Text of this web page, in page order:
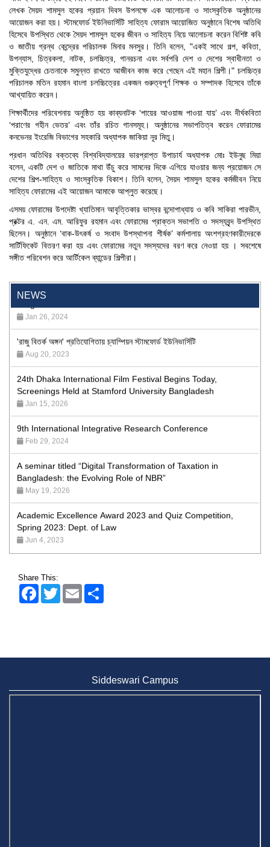
NEWS
Jan 26, 2024
Aug 20, 2023
Screenings Held at Stamford University Bangladesh
Jan 15, 2026
Feb 29, 2024
Bangladesh: the Evolving Role of NBR”
May 19, 2026
Spring 2023: Dept. of Law
Jun 4, 2023
Jan 4, 2026
Admission Fair Summer 2026 underway at Stamford
University Bangladesh
BUBT Vice-Chancellor Pays Courtesy Call on Stamford VC
Share This:
FacebookTwitter Email
লেখক সৈয়দ শামসুল হকের প্রয়ান দিবস উপলক্ষে এক আলোচনা ও সাংস্কৃতিক অনুষ্ঠানের
আয়োজন করা হয়। স্টামফোর্ড ইউনিভার্সিটি সাহিত্য ফোরাম আয়োজিত অনুষ্ঠানে বিশেষ অতিথি
হিসেবে উপস্থিত থেকে সৈয়দ শামসুল হকের জীবন ও সাহিত্য নিয়ে আলোচনা করেন বিশিষ্ট কবি
ও জাতীয় গ্রন্থ কেন্দ্রের পরিচালক মিনার মনসুর। তিনি বলেন, "একই সাথে গল্প, কবিতা,
উপন্যাস, চিত্রকলা, নাটক, চলচ্চিত্র, গানরচনা এবং সর্বপরি দেশ ও দেশের স্বাধীনতা ও
মুক্তিযুদ্ধের চেতনাকে সমুন্নত রাখতে আজীবন কাজ করে গেছেন এই মহান শিল্পী।" চলচ্চিত্র
পরিচালক মতিন রহমান বাংলা চলচ্চিত্রের একজন গুরুত্বপূর্ণ শিক্ষক ও সম্পাদক হিসেবে তাঁকে
আখ্যায়িত করেন।
শিক্ষার্থীদের পরিবেশনায় অনুষ্ঠিত হয় কাব্যনাটক ‘পায়ের আওয়াজ পাওয়া যায়’ এবং দীর্ঘকবিতা
‘পরাণের গহীন ভেতর’ এবং তাঁর রচিত গানসমূহ। অনুষ্ঠানের সভাপতিত্ব করেন ফোরামের
কনভেনর ইংরেজি বিভাগের সহকারি অধ্যাপক জাকিয়া নূর মিতু।
প্রধান অতিথির বক্তব্যে বিশ্ববিদ্যালয়ের ভারপ্রাপ্ত উপাচার্য অধ্যাপক মোঃ ইউনুছ মিয়া
বলেন, একটি দেশ ও জাতিকে মাথা উঁচু করে সামনের দিকে এগিয়ে যাওয়ার জন্য প্রয়োজন সে
দেশের শিল্প-সাহিত্য ও সাংস্কৃতিক বিকাশ। তিনি বলেন, সৈয়দ শামসুল হকের কর্মজীবন নিয়ে
সাহিত্য ফোরামের এই আয়োজন আমাকে আপ্লুত করেছে।
এসময় ফোরামের উপদেষ্টা খ্যাতিমান আবৃত্তিকার ভাস্বর বন্দোপাধ্যায় ও কবি সাকিরা পারভীন,
প্রক্টর এ. এন. এম. আরিফুর রহমান এবং ফোরামের প্রাক্তন সভাপতি ও সদস্যবৃন্দ উপস্থিত
ছিলেন। অনুষ্ঠানে ‘বাক-উৎকর্ষ ও সংবাদ উপস্থাপনা শীর্ষক’ কর্মশালায় অংশগ্রহণকারীদেরকে
সার্টিফিকেট বিতরণ করা হয় এবং ফোরামের নতুন সদস্যদের বরণ করে নেওয়া হয় । সবশেষে
সঙ্গীত পরিবেশন করে আর্টিকেল ব্যান্ডের শিল্পীরা।
Siddeswari Campus